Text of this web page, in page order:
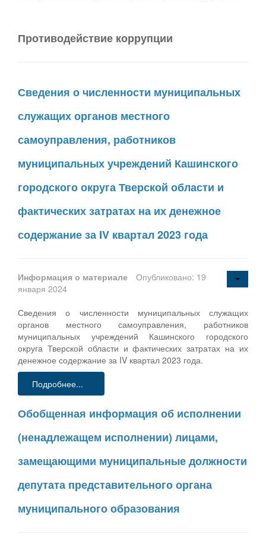
Противодействие коррупции
Сведения о численности муниципальных
служащих органов местного
самоуправления, работников
муниципальных учреждений Кашинского
городского округа Тверской области и
фактических затратах на их денежное
содержание за IV квартал 2023 года
Информация о материале
Опубликовано: 19
января 2024
Сведения о численности муниципальных служащих
органов местного самоуправления, работников
муниципальных учреждений Кашинского городского
округа Тверской области и фактических затратах на их
денежное содержание за IV квартал 2023 года.
Подробнее...
Обобщенная информация об исполнении
(ненадлежащем исполнении) лицами,
замещающими муниципальные должности
депутата представительного органа
муниципального образования